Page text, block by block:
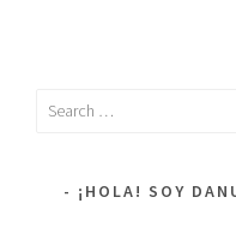
Search
¡HOLA! SOY